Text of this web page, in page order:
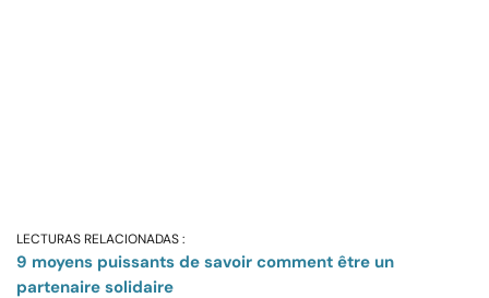
LECTURAS RELACIONADAS :
9 moyens puissants de savoir comment être un
partenaire solidaire